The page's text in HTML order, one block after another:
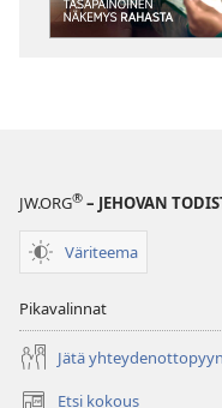
JW.ORG® – JEHOVAN
Väriteema
Pikavalinnat
Jätä
Etsi kokous